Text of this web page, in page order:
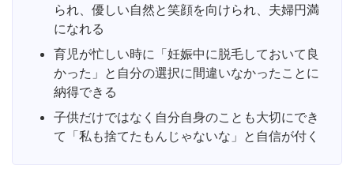
られ、優しい自然と笑顔を向けられ、夫婦円満
になれる
育児が忙しい時に「妊娠中に脱毛しておいて良
かった」と自分の選択に間違いなかったことに
納得できる
子供だけではなく自分自身のことも大切にでき
て「私も捨てたもんじゃないな」と自信が付く